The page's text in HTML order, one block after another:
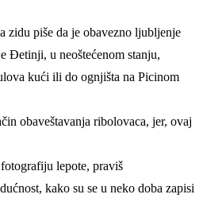
zidu piše da je obavezno ljubljenje
Đetinji, u neoštećenom stanju,
kući ili do ognjišta na Picinom
obaveštavanja ribolovaca, jer, ovaj
lepote, praviš
kako su se u neko doba zapisi